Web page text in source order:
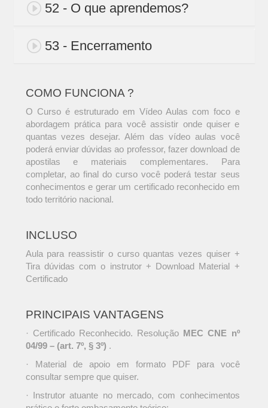
52 - O que aprendemos?
53 - Encerramento
COMO FUNCIONA ?
O Curso é estruturado em Vídeo Aulas com foco e
abordagem prática para você assistir onde quiser e
quantas vezes desejar. Além das vídeo aulas você
poderá enviar dúvidas ao professor, fazer download de
apostilas e materiais complementares. Para
completar, ao final do curso você poderá testar seus
conhecimentos e gerar um certificado reconhecido em
todo território nacional.
INCLUSO
Aula para reassistir o curso quantas vezes quiser +
Tira dúvidas com o instrutor + Download Material +
Certificado
PRINCIPAIS VANTAGENS
· Certificado Reconhecido. Resolução MEC CNE nº
04/99 – (art. 7º, § 3º) .
· Material de apoio em formato PDF para você
consultar sempre que quiser.
· Instrutor atuante no mercado, com conhecimentos